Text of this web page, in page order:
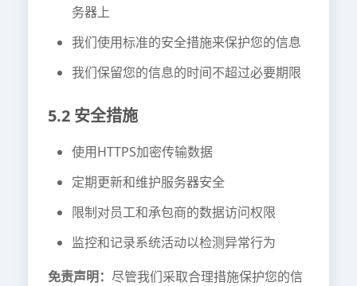
务器上
我们使用标准的安全措施来保护您的信息
我们保留您的信息的时间不超过必要期限
5.2 安全措施
使用HTTPS加密传输数据
定期更新和维护服务器安全
限制对员工和承包商的数据访问权限
监控和记录系统活动以检测异常行为
免责声明： 尽管我们采取合理措施保护您的信